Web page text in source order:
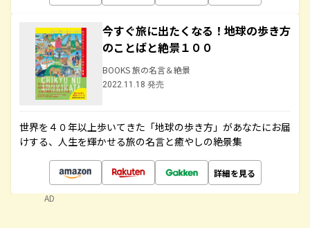
今すぐ旅に出たくなる！地球の歩き方
のことばと絶景１００
BOOKS 旅の名言＆絶景
2022.11.18 発売
世界を４０年以上歩いてきた「地球の歩き方」があなたにお届
けする、人生を輝かせる旅の名言と癒やしの絶景集
詳細を見る
AD